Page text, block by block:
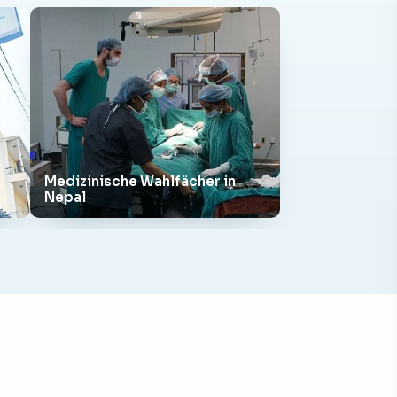
Medizinische Wahlfächer in
Nepal